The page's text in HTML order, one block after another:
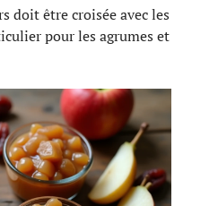
doit être croisée avec les
pour les agrumes et